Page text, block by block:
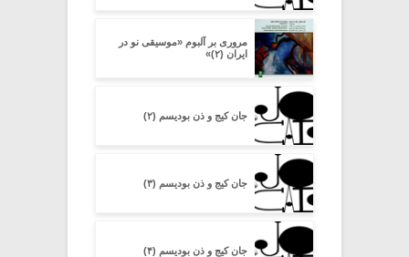
مروری بر آلبوم «موسیقی نو در
ایران (۲)»
جان کیج و ذن بودیسم (۲)
جان کیج و ذن بودیسم (۳)
جان کیج و ذن بودیسم (۴)